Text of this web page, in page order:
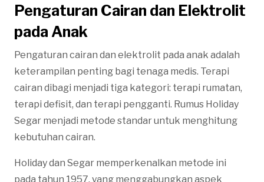
Pengaturan Cairan dan Elektrolit
pada Anak
Pengaturan cairan dan elektrolit pada anak adalah
keterampilan penting bagi tenaga medis. Terapi
cairan dibagi menjadi tiga kategori: terapi rumatan,
terapi defisit, dan terapi pengganti. Rumus Holiday
Segar menjadi metode standar untuk menghitung
kebutuhan cairan.
Holiday dan Segar memperkenalkan metode ini
pada tahun 1957, yang menggabungkan aspek